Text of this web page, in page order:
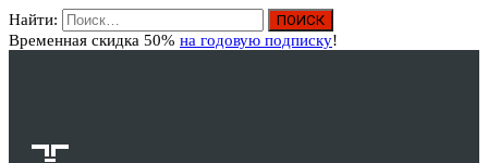
Найти:
Временная скидка 50% на годовую подписку!